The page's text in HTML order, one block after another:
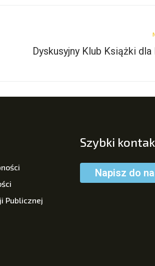
Dyskusyjny Klub Książki
Publicznej
Szybki
Napisz do